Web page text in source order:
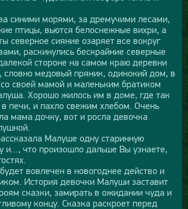
синими морями, за дремучими лесами,
птицы, вьются белоснежные вихри, а
северное сияние озаряет все вокруг
раскинулись бескрайние северные
стороне на самом краю деревни
словно медовый пряник, одинокий дом, в
своей мамой и маленьким братиком
Хорошо жилось им в доме, где так
в печи, и пахло свежим хлебом. Очень
мама дочку, вот и росла девочка
Малуше одну старинную
и..., что произошло дальше Вы узнаете,
вовлечен в новогоднее действо и
История девочки Малуши заставит
сказки, замирать в ожидании чуда и
концу. Сказка раскроет перед